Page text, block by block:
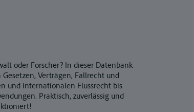
oder Forscher? In dieser Datenbank
Verträgen, Fallrecht und
und internationalen Flussrecht bis
Praktisch, zuverlässig und